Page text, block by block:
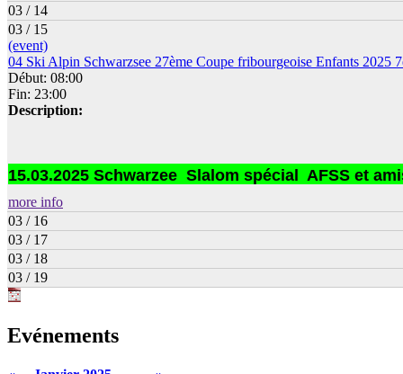
03 / 14
03 / 15
(event)
04 Ski Alpin Schwarzsee 27ème Coupe fribourgeoise Enfants 2025
Début: 08:00
Fin: 23:00
Description:
15.03.2025 Schwarzee Slalom spécial AFSS et
more info
03 / 16
03 / 17
03 / 18
03 / 19
Evénements